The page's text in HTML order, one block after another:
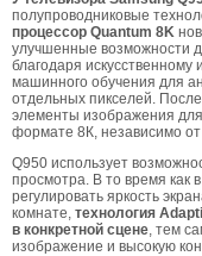
полупроводниковые
процессор Quantum 8K
улучшенные возможности
благодаря искусственному
машинного обучения для
отдельных пикселей.
элементы изображения для
формате 8К, независимо от
Q950 использует
просмотра. В то время как
регулировать яркость
комнате, технология
в конкретной сцене , тем
изображение и высокую